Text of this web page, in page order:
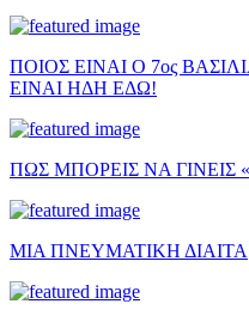
ΠΟΙΟΣ ΕΙΝΑΙ Ο 7ος
ΕΙΝΑΙ ΗΔΗ ΕΔΩ!
ΠΩΣ ΜΠΟΡΕΙΣ ΝΑ ΓΙΝΕΙΣ
ΜΙΑ ΠΝΕΥΜΑΤΙΚΗ ΔΙΑΙΤΑ